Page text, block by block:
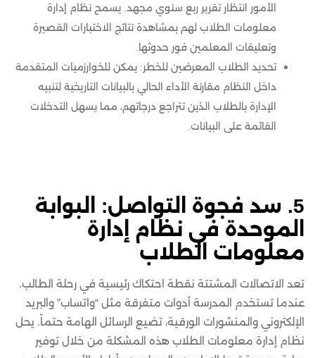
الأمور انتظار تقرير ربع سنوي مجهد. يسمح نظام إدارة
معلومات الطلاب لهم بمشاهدة نتائج الاختبارات القصيرة
وتعليقات المعلمين فور حدوثها.
تحديد الطلاب المعرضين للخطر: يمكن للخوارزميات المتقدمة
داخل النظام مقارنة الأداء الحالي بالبيانات التاريخية لتنبيه
الإدارة بالطلاب الذين تتراجع درجاتهم، مما يسهل التدخلات
القائمة على البيانات.
5. سد فجوة التواصل: البوابة
الموحدة في نظام إدارة
معلومات الطلاب
تعد الاتصالات المشتتة نقطة احتكاك رئيسية في رحلة الطالب.
عندما تستخدم المدرسة أدوات متفرقة مثل “واتساب” والبريد
الإلكتروني والمنشورات الورقية، تضيع الرسائل الهامة حتماً. يحل
نظام إدارة معلومات الطلاب هذه المشكلة من خلال توفير